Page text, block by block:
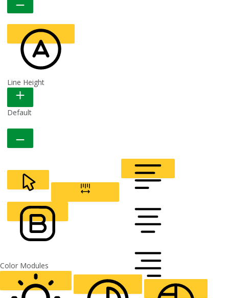
READABLE FONT
Default
CURSOR LETTER SPACING
ALIGN TEXT